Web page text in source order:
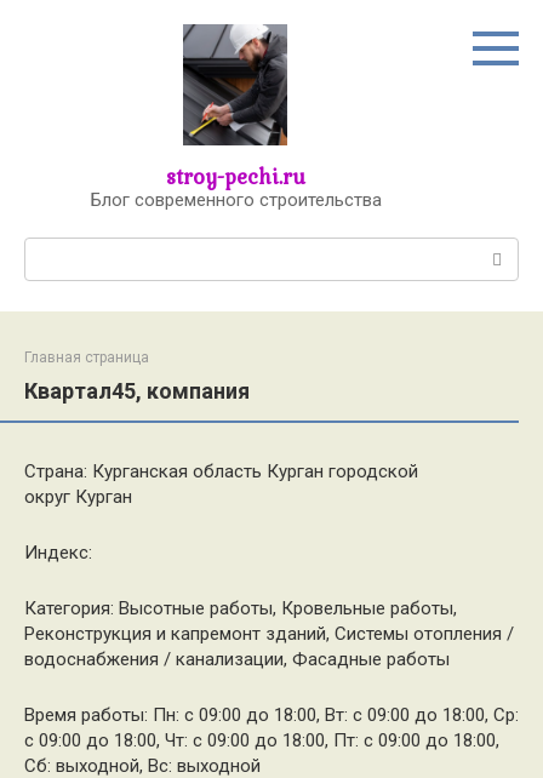
stroy-pechi.ru
Блог современного строительства
Главная страница
Квартал45, компания
Страна: Курганская область Курган городской
округ Курган
Индекс:
Категория: Высотные работы, Кровельные работы,
Реконструкция и капремонт зданий, Системы отопления /
водоснабжения / канализации, Фасадные работы
Время работы: Пн: с 09:00 до 18:00, Вт: с 09:00 до 18:00, Ср:
с 09:00 до 18:00, Чт: с 09:00 до 18:00, Пт: с 09:00 до 18:00,
Сб: выходной, Вс: выходной